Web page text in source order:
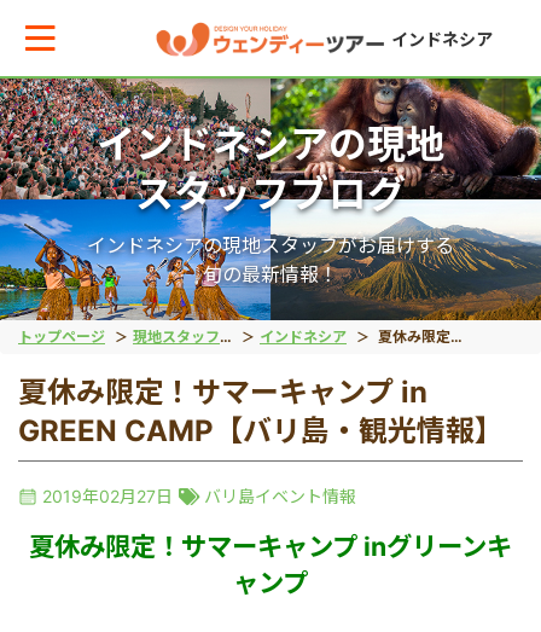
インドネシア
トップページ 現地スタッフブログ インドネシア 夏休み限定！サマーキャンプ in GREEN CAMP【バリ島・観光情報】
インドネシアの現地
スタッフブログ
インドネシアの現地スタッフがお届けする
旬の最新情報！
夏休み限定！サマーキャンプ in
GREEN CAMP【バリ島・観光情報】
2019年02月27日 バリ島イベント情報
夏休み限定！サマーキャンプ inグリーンキ
ャンプ
メインメニューへ戻る
マから現地ツアーを探す
系
ツアー
VIPアシスト
メインメニューへ戻る
アからお役立ち情報を探す
ドネシア
ーシア
戻る
動物系
象
コモドドラゴン
サファリパーク
戻る
離島ツアー
レンボンガン島
ヌサペニダ島
ロンボク島
戻る
世界遺産
ボロブドゥール遺跡
プランバナン遺跡
コモド島
戻る
秘境
タナトラジャ
ブロモ山